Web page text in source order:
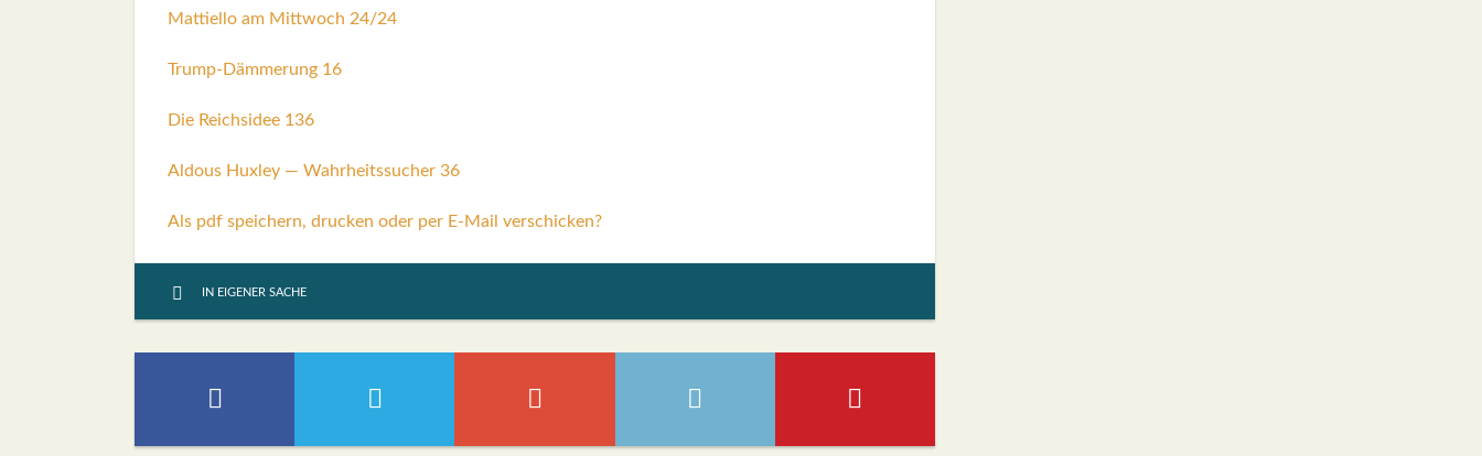
Mat­ti­el­lo am Mitt­woch 24/24
Trump-Däm­me­rung 16
Die Reichs­idee 136
Aldous Hux­ley — Wahr­heits­su­cher 36
Als pdf speichern, drucken oder per E-Mail verschicken?
IN EIGENER SACHE